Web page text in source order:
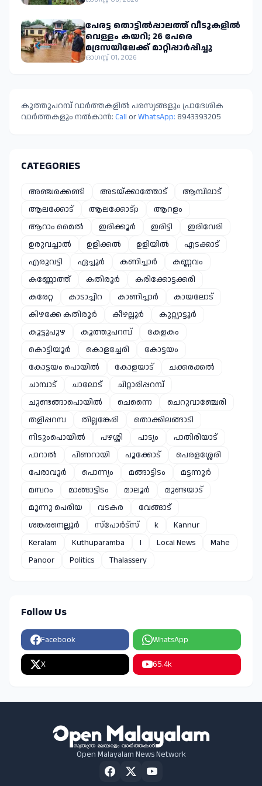
പേരട്ട തൊട്ടിൽപ്പാലത്ത് വീടുകളിൽ
വെള്ളം കയറി; 26 പേരെ
മദ്രസയിലേക്ക് മാറ്റിപ്പാർപ്പിച്ചു
ഓഗസ്റ്റ് 01, 2026
കുത്തുപറമ്പ് വാർത്തകളിൽ പരസ്യങ്ങളും പ്രാദേശിക
വാർത്തകളും നൽകാൻ: Call orWhatsApp: 8943393205
CATEGORIES
അഞ്ചരക്കണ്ടി അടയ്ക്കാത്തോട്
ആമ്പിലാട്
ആലക്കോട്
ആലക്കോട്p
ആറളം
ആറാം മൈൽ
ഇരിക്കൂർ ഇരിട്ടി
ഇരിവേരി
ഉരുവച്ചാൽ
ഉളിക്കൽ ഉളിയിൽ
എടക്കാട്
എരുവട്ടി
ഏച്ചൂർ കണിച്ചാർ
കണ്ണവം
കണ്ണോത്ത്
കതിരൂർ
കരിക്കോട്ടക്കരി
കരേറ്റ
കാടാച്ചിറ കാണിച്ചാർ
കായലോട്
കിഴക്കേ കതിരൂർ
കീഴല്ലൂർ
കുറ്റ്യാട്ടൂർ
കൂട്ടുപുഴ
കൂത്തുപറമ്പ്
കേളകം
കൊട്ടിയൂർ
കൊളച്ചേരി
കോട്ടയം
കോട്ടയം പൊയിൽ
കോളയാട്
ചക്കരക്കൽ
ചാമ്പാട്
ചാലോട്
ചിറ്റാരിപ്പറമ്പ്
ചുണ്ടങ്ങാപൊയിൽ
ചെന്നൈ
ചെറുവാഞ്ചേരി
തളിപ്പറമ്പ
തില്ലങ്കേരി
തൊക്കിലങ്ങാടി
നിടുംപൊയിൽ
പഴശ്ശി പാട്യം
പാതിരിയാട്
പാറാൽ
പിണറായി പൂക്കോട്
പെരളശ്ശേരി
പേരാവൂർ
പൊന്ന്യം മങ്ങാട്ടിടം
മട്ടന്നൂർ
മമ്പറം
മാങ്ങാട്ടിടം മാലൂർ
മുണ്ടയാട്
മൂന്നു പെരിയ
വടകര
വേങ്ങാട്
ശങ്കരനെല്ലൂർ
സ്പോർട്സ് k
Kannur
Keralam
Kuthuparamba l Local News
Mahe
Panoor
Politics Thalassery
Follow Us
Facebook WhatsApp
X 65.4k
Open Malayalam News Network